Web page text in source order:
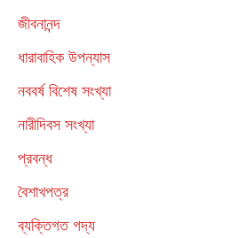
জীবনানন্দ
ধারাবাহিক উপন্যাস
নববর্ষ বিশেষ সংখ্যা
নারীদিবস সংখ্যা
প্রবন্ধ
বৈশাখপত্র
ব্যক্তিগত গদ্য